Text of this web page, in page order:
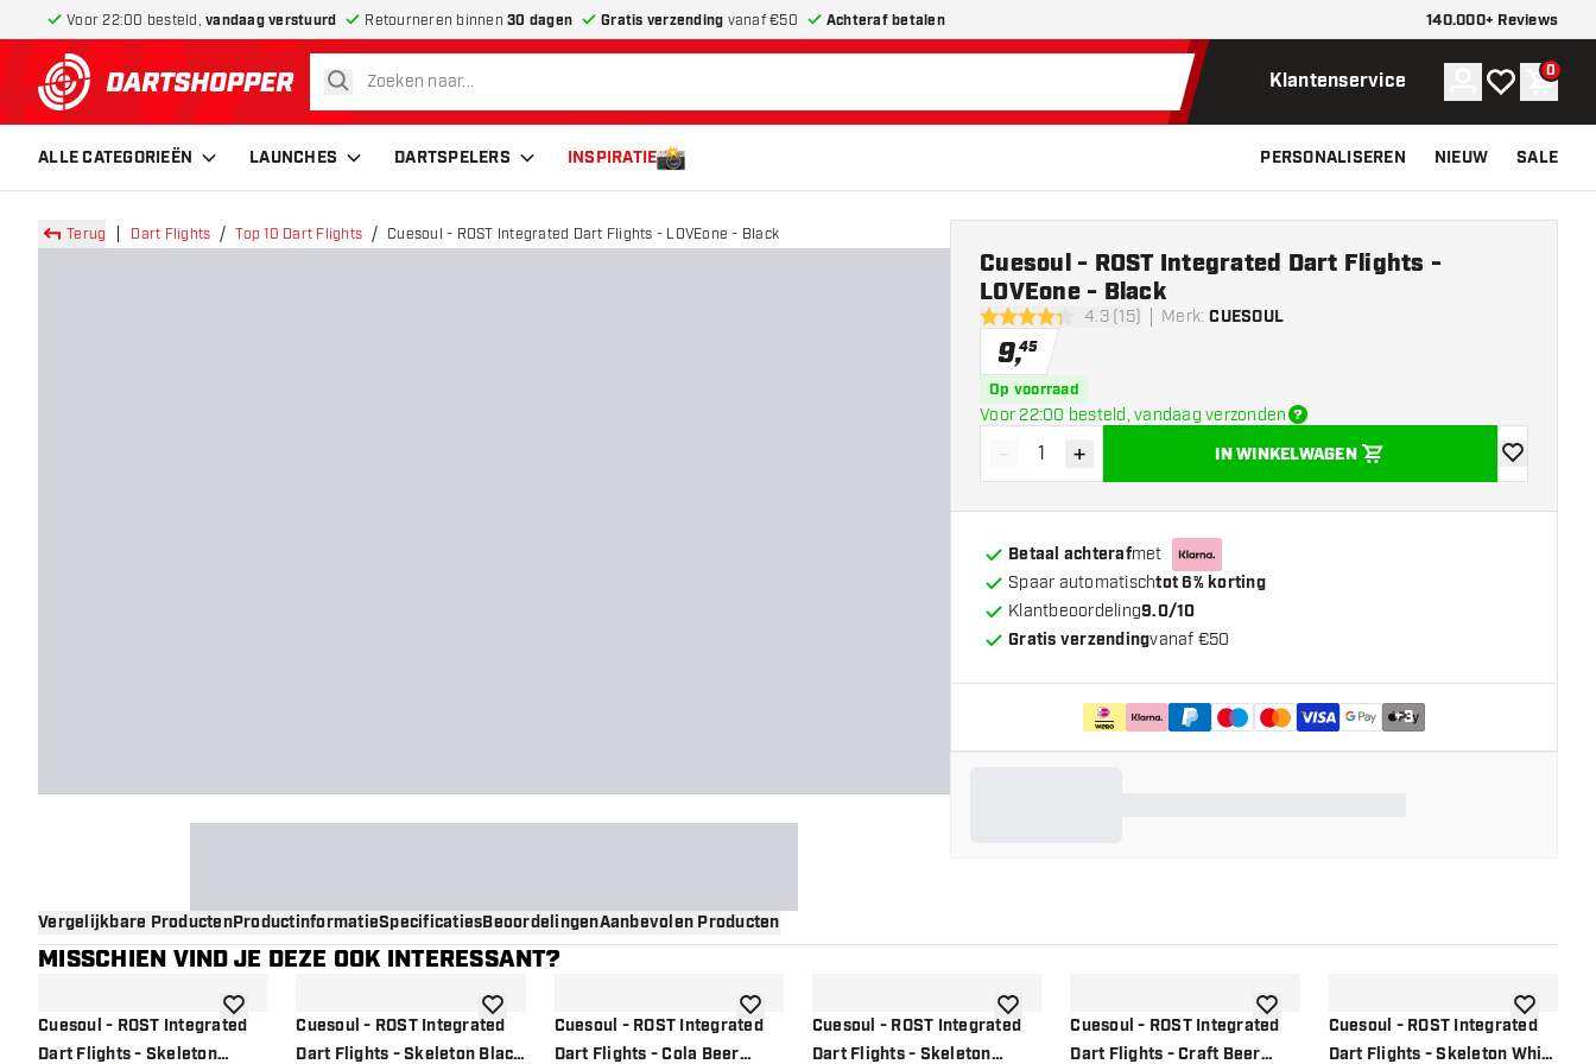
Voor 22:00 besteld, vandaag verstuurd Retourneren binnen 30 dagen Gratis verzending vanaf €50 Achteraf betalen 140.000+ Reviews
terug naar home pagina
zoeken Klantenservice Account
Mijn 0
ALLE CATEGORIEËN LAUNCHES DARTSPELERS INSPIRATIE PERSONALISEREN NIEUW SALE
Terug Dart Flights Top 10 Dart Flights Cuesoul - ROST Integrated Dart Flights - LOVEone - Black
4.3 score sterren4.3 (15) Merk: CUESOUL
Cuesoul - ROST Integrated Dart Flights -
LOVEone - Black
9,45
Op voorraad
Voor 22:00 besteld, vandaag verzonden
Verminder hoeveelheid
- Verhoog hoeveelheid
+ IN WINKELWAGEN
toevoegen
Betaal achterafmet
Spaar automatischtot 6% korting
Klantbeoordeling9.0/10
Gratis verzendingvanaf €50
+3
Vergelijkbare ProductenProductinformatieSpecificatiesBeoordelingenAanbevolen Producten
MISSCHIEN VIND JE DEZE OOK INTERESSANT?
Cuesoul - ROST Integrated
Dart Flights - Skeleton
toevoegen aan verlanglijst
Cuesoul - ROST Integrated
Dart Flights - Skeleton Black
toevoegen aan verlanglijst
Cuesoul - ROST Integrated
Dart Flights - Cola Beer
toevoegen aan verlanglijst
Cuesoul - ROST Integrated
Dart Flights - Skeleton
toevoegen aan verlanglijst
Cuesoul - ROST Integrated
Dart Flights - Craft Beer
toevoegen aan verlanglijst
Cuesoul - ROST Integrated
Dart Flights - Skeleton White